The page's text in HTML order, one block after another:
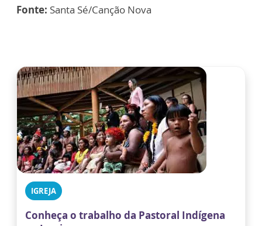
Fonte: Santa Sé/Canção Nova
IGREJA
Conheça o trabalho da Pastoral Indígena